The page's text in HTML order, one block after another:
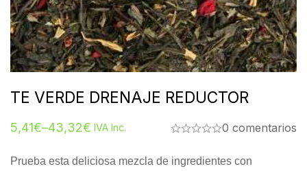
TE VERDE DRENAJE REDUCTOR
5,41€–43,32€ IVA Inc. 0 comentarios
Prueba esta deliciosa mezcla de ingredientes con